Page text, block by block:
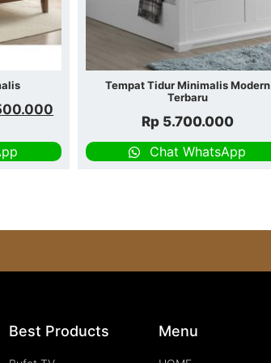
Tempat Tidur Minimalis Modern
Terbaru
Rp5.700.000
Chat WhatsApp
Best Products Menu